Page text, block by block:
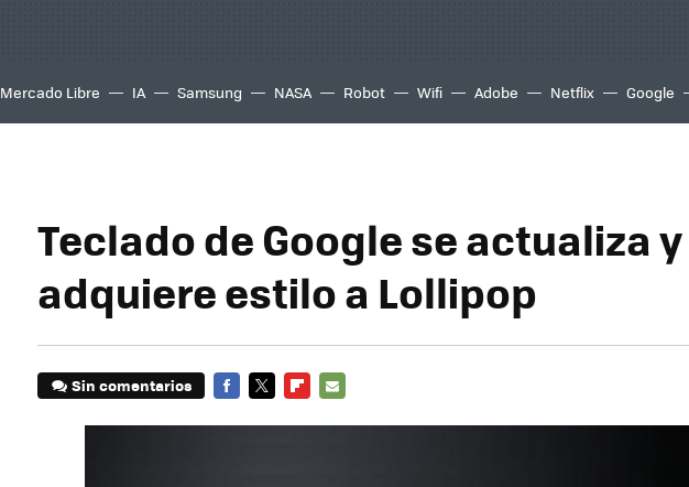
Mercado Libre IA Samsung NASA Robot Wifi Adobe Netflix Google
Teclado de Google se actualiza y
adquiere estilo a Lollipop
Sin comentarios